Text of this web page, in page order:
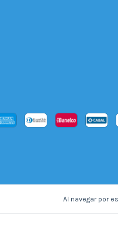
Al navegar por
- 2026. Todos los